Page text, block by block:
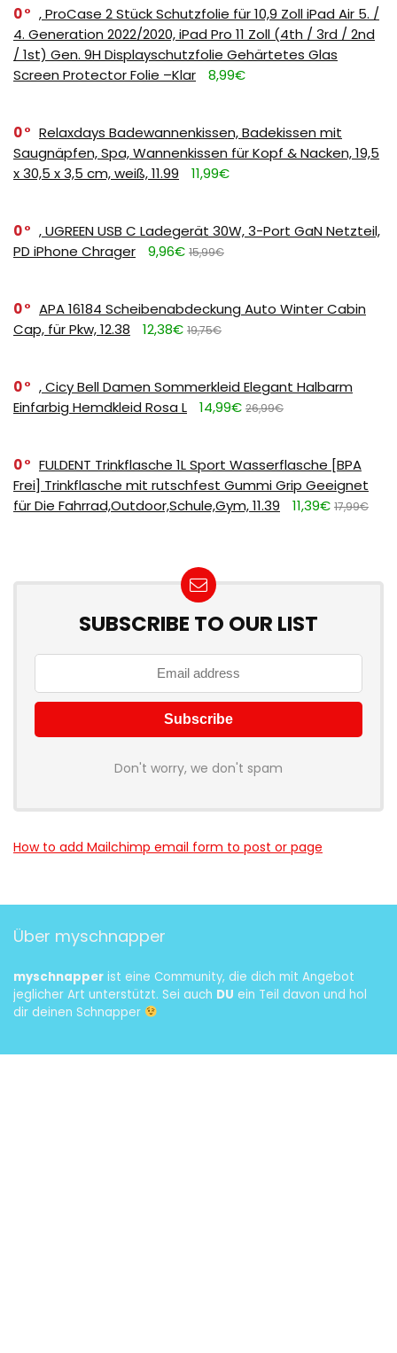
0
, ProCase 2 Stück Schutzfolie für 10,9 Zoll iPad Air 5. /
4. Generation 2022/2020, iPad Pro 11 Zoll (4th / 3rd / 2nd
/ 1st) Gen. 9H Displayschutzfolie Gehärtetes Glas
Screen Protector Folie –Klar
8,99€
0
Relaxdays Badewannenkissen, Badekissen mit
Saugnäpfen, Spa, Wannenkissen für Kopf & Nacken, 19,5
x 30,5 x 3,5 cm, weiß, 11.99
11,99€
0
, UGREEN USB C Ladegerät 30W, 3-Port GaN Netzteil,
PD iPhone Chrager
9,96€ 15,99€
0
APA 16184 Scheibenabdeckung Auto Winter Cabin
Cap, für Pkw, 12.38
12,38€ 19,75€
0
, Cicy Bell Damen Sommerkleid Elegant Halbarm
Einfarbig Hemdkleid Rosa L
14,99€ 26,99€
0
FULDENT Trinkflasche 1L Sport Wasserflasche [BPA
Frei] Trinkflasche mit rutschfest Gummi Grip Geeignet
für Die Fahrrad,Outdoor,Schule,Gym, 11.39
11,39€ 17,99€
SUBSCRIBE TO OUR LIST
Don't worry, we don't spam
How to add Mailchimp email form to post or page
Über myschnapper
myschnapper ist eine Community, die dich mit Angebot
jeglicher Art unterstützt. Sei auch DU ein Teil davon und hol
dir deinen Schnapper